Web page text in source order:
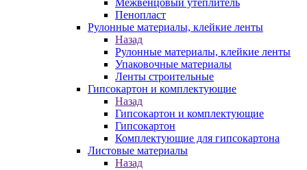
Межвенцовый утеплитель
Пенопласт
Рулонные материалы, клейкие ленты
Назад
Рулонные материалы, клейкие ленты
Упаковочные материалы
Ленты строительные
Гипсокартон и комплектующие
Назад
Гипсокартон и комплектующие
Гипсокартон
Комплектующие для гипсокартона
Листовые материалы
Назад